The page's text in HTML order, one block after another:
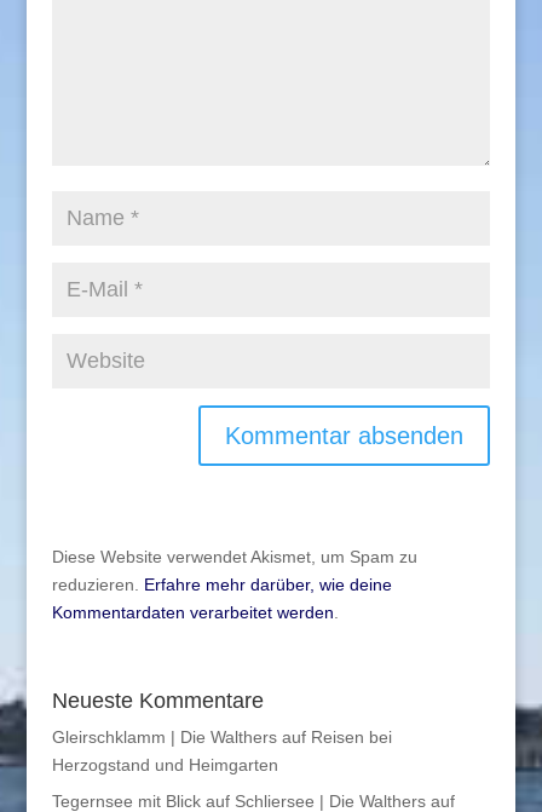
Diese Website verwendet Akismet, um Spam zu
reduzieren. Erfahre mehr darüber, wie deine
Kommentardaten verarbeitet werden
Neueste Kommentare
Gleirschklamm | Die Walthers auf Reisen bei
Herzogstand und Heimgarten
Tegernsee mit Blick auf Schliersee | Die Walthers auf